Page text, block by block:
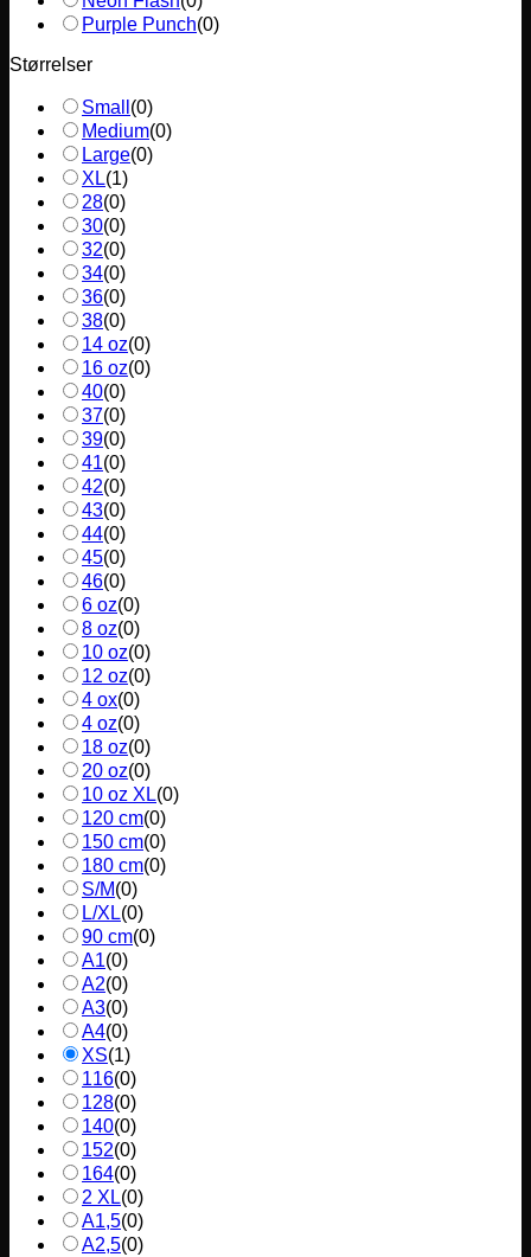
Purple Punch(0)
Størrelser
Small (0)
Medium(0)
Large(0)
XL(1)
28(0)
30(0)
32(0)
34(0)
36(0)
38(0)
14 oz(0)
16 oz(0)
40(0)
37(0)
39(0)
41(0)
42(0)
43(0)
44(0)
45(0)
46(0)
6 oz(0)
8 oz(0)
10 oz(0)
12 oz(0)
4 ox(0)
4 oz(0)
18 oz(0)
20 oz(0)
10 oz XL(0)
120 cm(0)
150 cm(0)
180 cm(0)
S/M(0)
L/XL(0)
90 cm(0)
A1(0)
A2(0)
A3(0)
A4(0)
XS(1)
116(0)
128(0)
140(0)
152(0)
164(0)
2 XL(0)
A1,5(0)
A2,5(0)